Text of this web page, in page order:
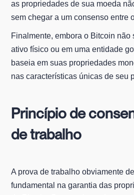
as propriedades de sua moeda
sem chegar a um consenso entre
Finalmente, embora o Bitcoin não
ativo físico ou em uma entidade
baseia em suas propriedades
nas características únicas de seu
Princípio de
de trabalho
A prova de trabalho obviamente
fundamental na garantia das